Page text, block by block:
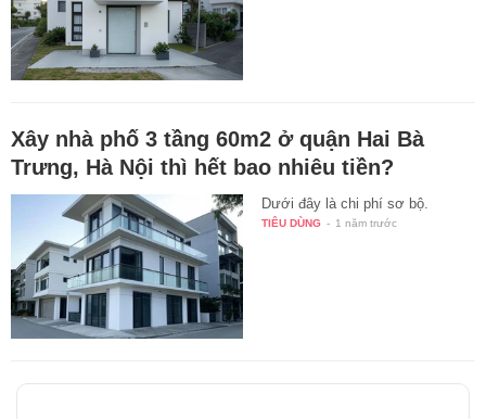
Xây nhà phố 3 tầng 60m2 ở quận Hai Bà
Trưng, Hà Nội thì hết bao nhiêu tiền?
Dưới đây là chi phí sơ bộ.
TIÊU DÙNG - 1 năm trước